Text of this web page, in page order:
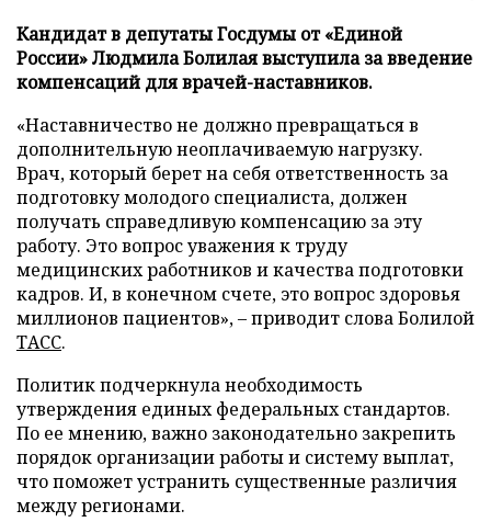
Кандидат в депутаты Госдумы от «Единой
России» Людмила Болилая выступила за введение
компенсаций для врачей-наставников.
«Наставничество не должно превращаться в
дополнительную неоплачиваемую нагрузку.
Врач, который берет на себя ответственность за
подготовку молодого специалиста, должен
получать справедливую компенсацию за эту
работу. Это вопрос уважения к труду
медицинских работников и качества подготовки
кадров. И, в конечном счете, это вопрос здоровья
миллионов пациентов», – приводит слова Болилой
ТАСС.
Политик подчеркнула необходимость
утверждения единых федеральных стандартов.
По ее мнению, важно законодательно закрепить
порядок организации работы и систему выплат,
что поможет устранить существенные различия
между регионами.